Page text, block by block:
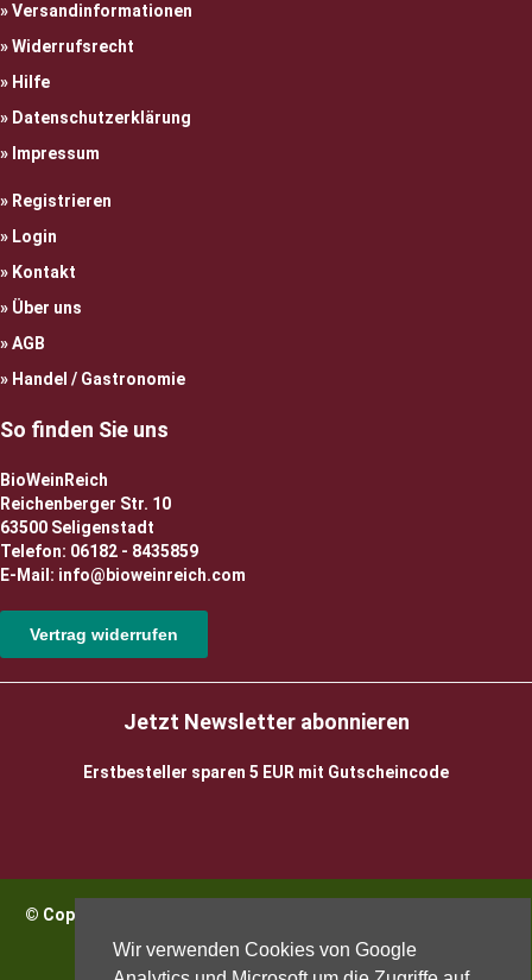
Wir verwenden Cookies von Google
Versandinformationen
Widerrufsrecht
Hilfe
Datenschutzerklärung
Impressum
Registrieren
Login
Kontakt
Über uns
AGB
Handel / Gastronomie
So finden Sie uns
BioWeinReich
Reichenberger Str. 10
63500 Seligenstadt
Telefon: 06182 - 8435859
E-Mail: info@bioweinreich.com
Vertrag widerrufen
Jetzt Newsletter abonnieren
Erstbesteller sparen 5 EUR mit Gutscheincode
© Copyright 2026 BioWeinReich. Alle Rechte vorbehalten |
Impressum